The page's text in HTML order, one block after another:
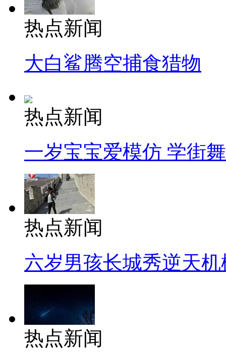
热点新闻
大白鲨腾空捕食猎物
热点新闻
一岁宝宝爱模仿 学街
热点新闻
六岁男孩长城秀逆天机
热点新闻